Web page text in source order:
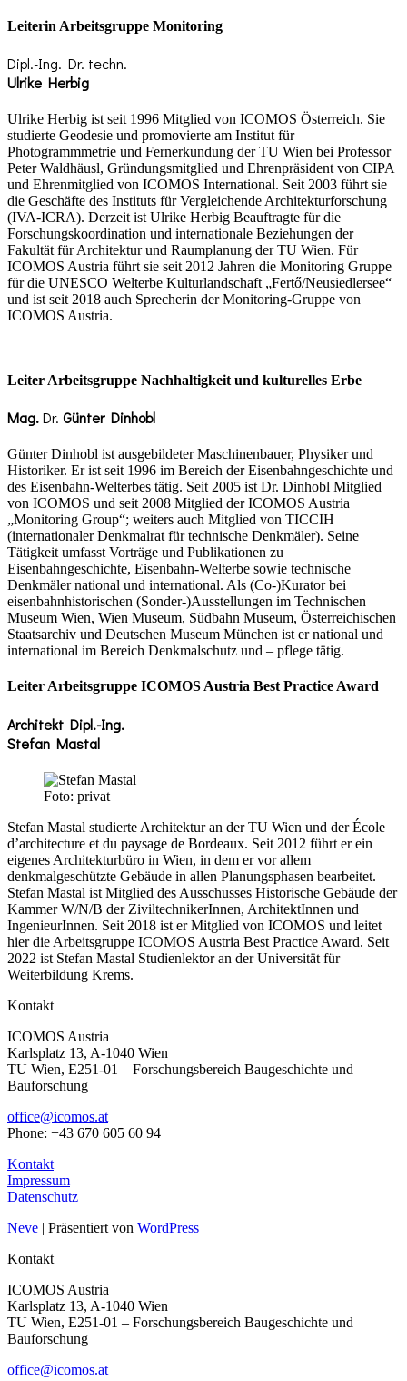
Leiterin Arbeitsgruppe Monitoring
Dipl.-Ing. Dr. techn.
Ulrike Herbig
Ulrike Herbig ist seit 1996 Mitglied von ICOMOS Österreich. Sie
studierte Geodesie und promovierte am Institut für
Photogrammmetrie und Fernerkundung der TU Wien bei Professor
Peter Waldhäusl, Gründungsmitglied und Ehrenpräsident von CIPA
und Ehrenmitglied von ICOMOS International. Seit 2003 führt sie
die Geschäfte des Instituts für Vergleichende Architekturforschung
(IVA-ICRA). Derzeit ist Ulrike Herbig Beauftragte für die
Forschungskoordination und internationale Beziehungen der
Fakultät für Architektur und Raumplanung der TU Wien. Für
ICOMOS Austria führt sie seit 2012 Jahren die Monitoring Gruppe
für die UNESCO Welterbe Kulturlandschaft „Fertő/Neusiedlersee“
und ist seit 2018 auch Sprecherin der Monitoring-Gruppe von
ICOMOS Austria.
Leiter Arbeitsgruppe Nachhaltigkeit und kulturelles Erbe
Mag.Dr. Günter Dinhobl
Günter Dinhobl ist ausgebildeter Maschinenbauer, Physiker und
Historiker. Er ist seit 1996 im Bereich der Eisenbahngeschichte und
des Eisenbahn-Welterbes tätig. Seit 2005 ist Dr. Dinhobl Mitglied
von ICOMOS und seit 2008 Mitglied der ICOMOS Austria
„Monitoring Group“; weiters auch Mitglied von TICCIH
(internationaler Denkmalrat für technische Denkmäler). Seine
Tätigkeit umfasst Vorträge und Publikationen zu
Eisenbahngeschichte, Eisenbahn-Welterbe sowie technische
Denkmäler national und international. Als (Co-)Kurator bei
eisenbahnhistorischen (Sonder-)Ausstellungen im Technischen
Museum Wien, Wien Museum, Südbahn Museum, Österreichischen
Staatsarchiv und Deutschen Museum München ist er national und
international im Bereich Denkmalschutz und – pflege tätig.
Leiter Arbeitsgruppe ICOMOS Austria Best Practice Award
Architekt Dipl.-Ing.
Stefan Mastal
Foto: privat
Stefan Mastal studierte Architektur an der TU Wien und der École
d’architecture et du paysage de Bordeaux. Seit 2012 führt er ein
eigenes Architekturbüro in Wien, in dem er vor allem
denkmalgeschützte Gebäude in allen Planungsphasen bearbeitet.
Stefan Mastal ist Mitglied des Ausschusses Historische Gebäude der
Kammer W/N/B der ZiviltechnikerInnen, ArchitektInnen und
IngenieurInnen. Seit 2018 ist er Mitglied von ICOMOS und leitet
hier die Arbeitsgruppe ICOMOS Austria Best Practice Award. Seit
2022 ist Stefan Mastal Studienlektor an der Universität für
Weiterbildung Krems.
Kontakt
ICOMOS Austria
Karlsplatz 13, A-1040 Wien
TU Wien, E251-01 – Forschungsbereich Baugeschichte und
Bauforschung
office@icomos.at
Phone: +43 670 605 60 94
Kontakt
Impressum
Datenschutz
Neve | Präsentiert von WordPress
Kontakt
ICOMOS Austria
Karlsplatz 13, A-1040 Wien
TU Wien, E251-01 – Forschungsbereich Baugeschichte und
Bauforschung
office@icomos.at